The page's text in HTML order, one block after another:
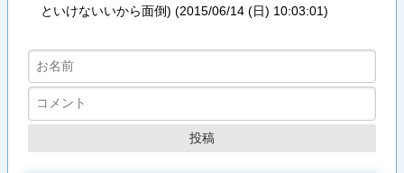
といけないいから面倒) (2015/06/14 (日) 10:03:01)